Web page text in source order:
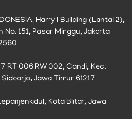
Harry I Building (Lantai 2),
No. 151, Pasar Minggu, Jakarta
RT 006 RW 002, Candi, Kec.
Jawa Timur 61217
Kota Blitar, Jawa